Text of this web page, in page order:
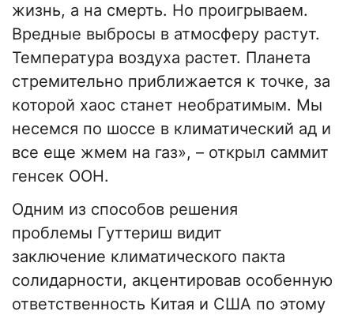
жизнь, а на смерть. Но проигрываем.
Вредные выбросы в атмосферу растут.
Температура воздуха растет. Планета
стремительно приближается к точке, за
которой хаос станет необратимым. Мы
несемся по шоссе в климатический ад и
все еще жмем на газ», – открыл саммит
генсек ООН.
Одним из способов решения
проблемы Гуттериш видит
заключение климатического пакта
солидарности, акцентировав особенную
ответственность Китая и США по этому